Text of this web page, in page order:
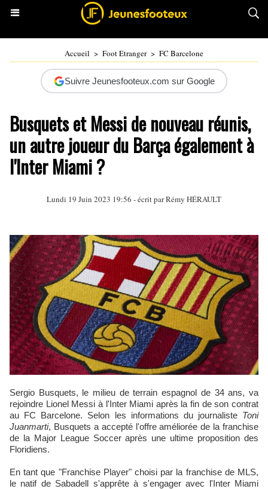
Accueil > Foot Etranger > FC Barcelone
Suivre Jeunesfooteux.com sur Google
Busquets et Messi de nouveau réunis,
un autre joueur du Barça également à
l'Inter Miami ?
Lundi 19 Juin 2023 19:56 - écrit parRémy HÉRAULT
Sergio Busquets, le milieu de terrain espagnol de 34 ans, va
rejoindre Lionel Messi à l'Inter Miami après la fin de son contrat
au FC Barcelone. Selon les informations du journaliste Toni
Juanmarti, Busquets a accepté l'offre améliorée de la franchise
de la Major League Soccer après une ultime proposition des
Floridiens.
En tant que "Franchise Player" choisi par la franchise de MLS,
le natif de Sabadell s'apprête à s'engager avec l'Inter Miami